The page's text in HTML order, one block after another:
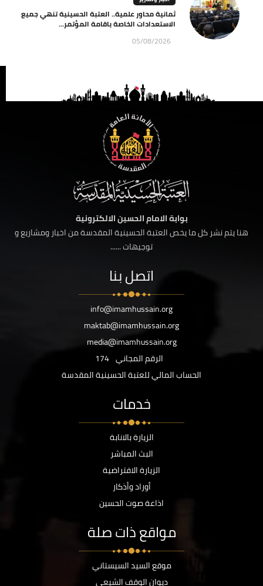
ثمانية محاور علمية.. العتبة الحسينية تنهي جميع
الاستعدادات الخاصة باقامة المؤتمر...
05/08/2026
بوابة الامام الحسين الالكترونية
هنا يتم نشر كل ما يخص العتبة الحسينية المقدسة من اخبار ومشاريع و
توجيهات ......
اتصل بنا
info@imamhussain.org
maktab@imamhussain.org
media@imamhussain.org
الرقم المجاني 174
الحساب المالي للعتبة الحسينية المقدسة
خدمات
الزيارة بالانابة
البث المباشر
الزيارة الافتراضية
أوراد وأذكار
اذاعة صوت الحسين
مواقع ذات صلة
موقع السيد السيستاني
ديوان الوقف الشيعي